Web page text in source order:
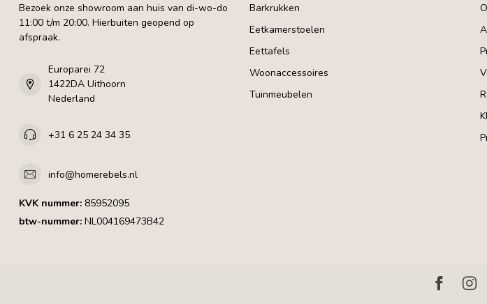
Bezoek onze showroom aan huis van di-wo-do
11:00 t/m 20:00. Hierbuiten geopend op
afspraak.
Europarei 72
1422DA Uithoorn
Nederland
+31 6 25 24 34 35
info@homerebels.nl
KVK nummer: 85952095
btw-nummer: NL004169473B42
Barkrukken
Eetkamerstoelen
Eettafels
Woonaccessoires
Tuinmeubelen